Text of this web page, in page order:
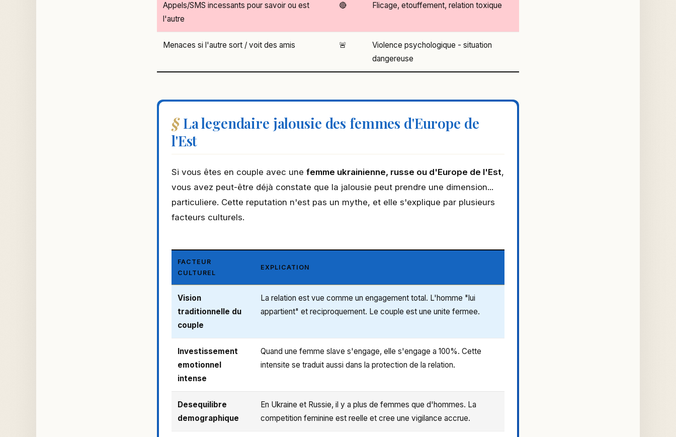
Appels/SMS incessants pour savoir ou est
l'autre
🔴 Flicage, etouffement, relation toxique
Menaces si l'autre sort / voit des amis 🚨
Violence psychologique - situation
dangereuse
La legendaire jalousie des femmes d'Europe de
l'Est
Si vous êtes en couple avec une femme ukrainienne, russe ou d'Europe de l'Est,
vous avez peut-être déjà constate que la jalousie peut prendre une dimension...
particuliere. Cette reputation n'est pas un mythe, et elle s'explique par plusieurs
facteurs culturels.
FACTEUR
CULTUREL
EXPLICATION
Vision
traditionnelle du
couple
La relation est vue comme un engagement total. L'homme "lui
appartient" et reciproquement. Le couple est une unite fermee.
Investissement
emotionnel
intense
Quand une femme slave s'engage, elle s'engage a 100%. Cette
intensite se traduit aussi dans la protection de la relation.
Desequilibre
demographique
En Ukraine et Russie, il y a plus de femmes que d'hommes. La
competition feminine est reelle et cree une vigilance accrue.